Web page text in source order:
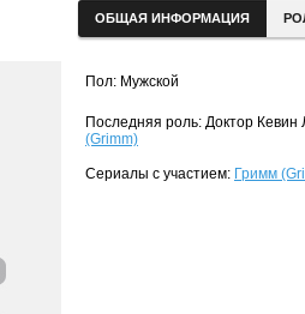
ОБЩАЯ ИНФОРМАЦИЯ
Пол: Мужской
Последняя роль: Доктор
(Grimm)
Сериалы с участием: Гримм